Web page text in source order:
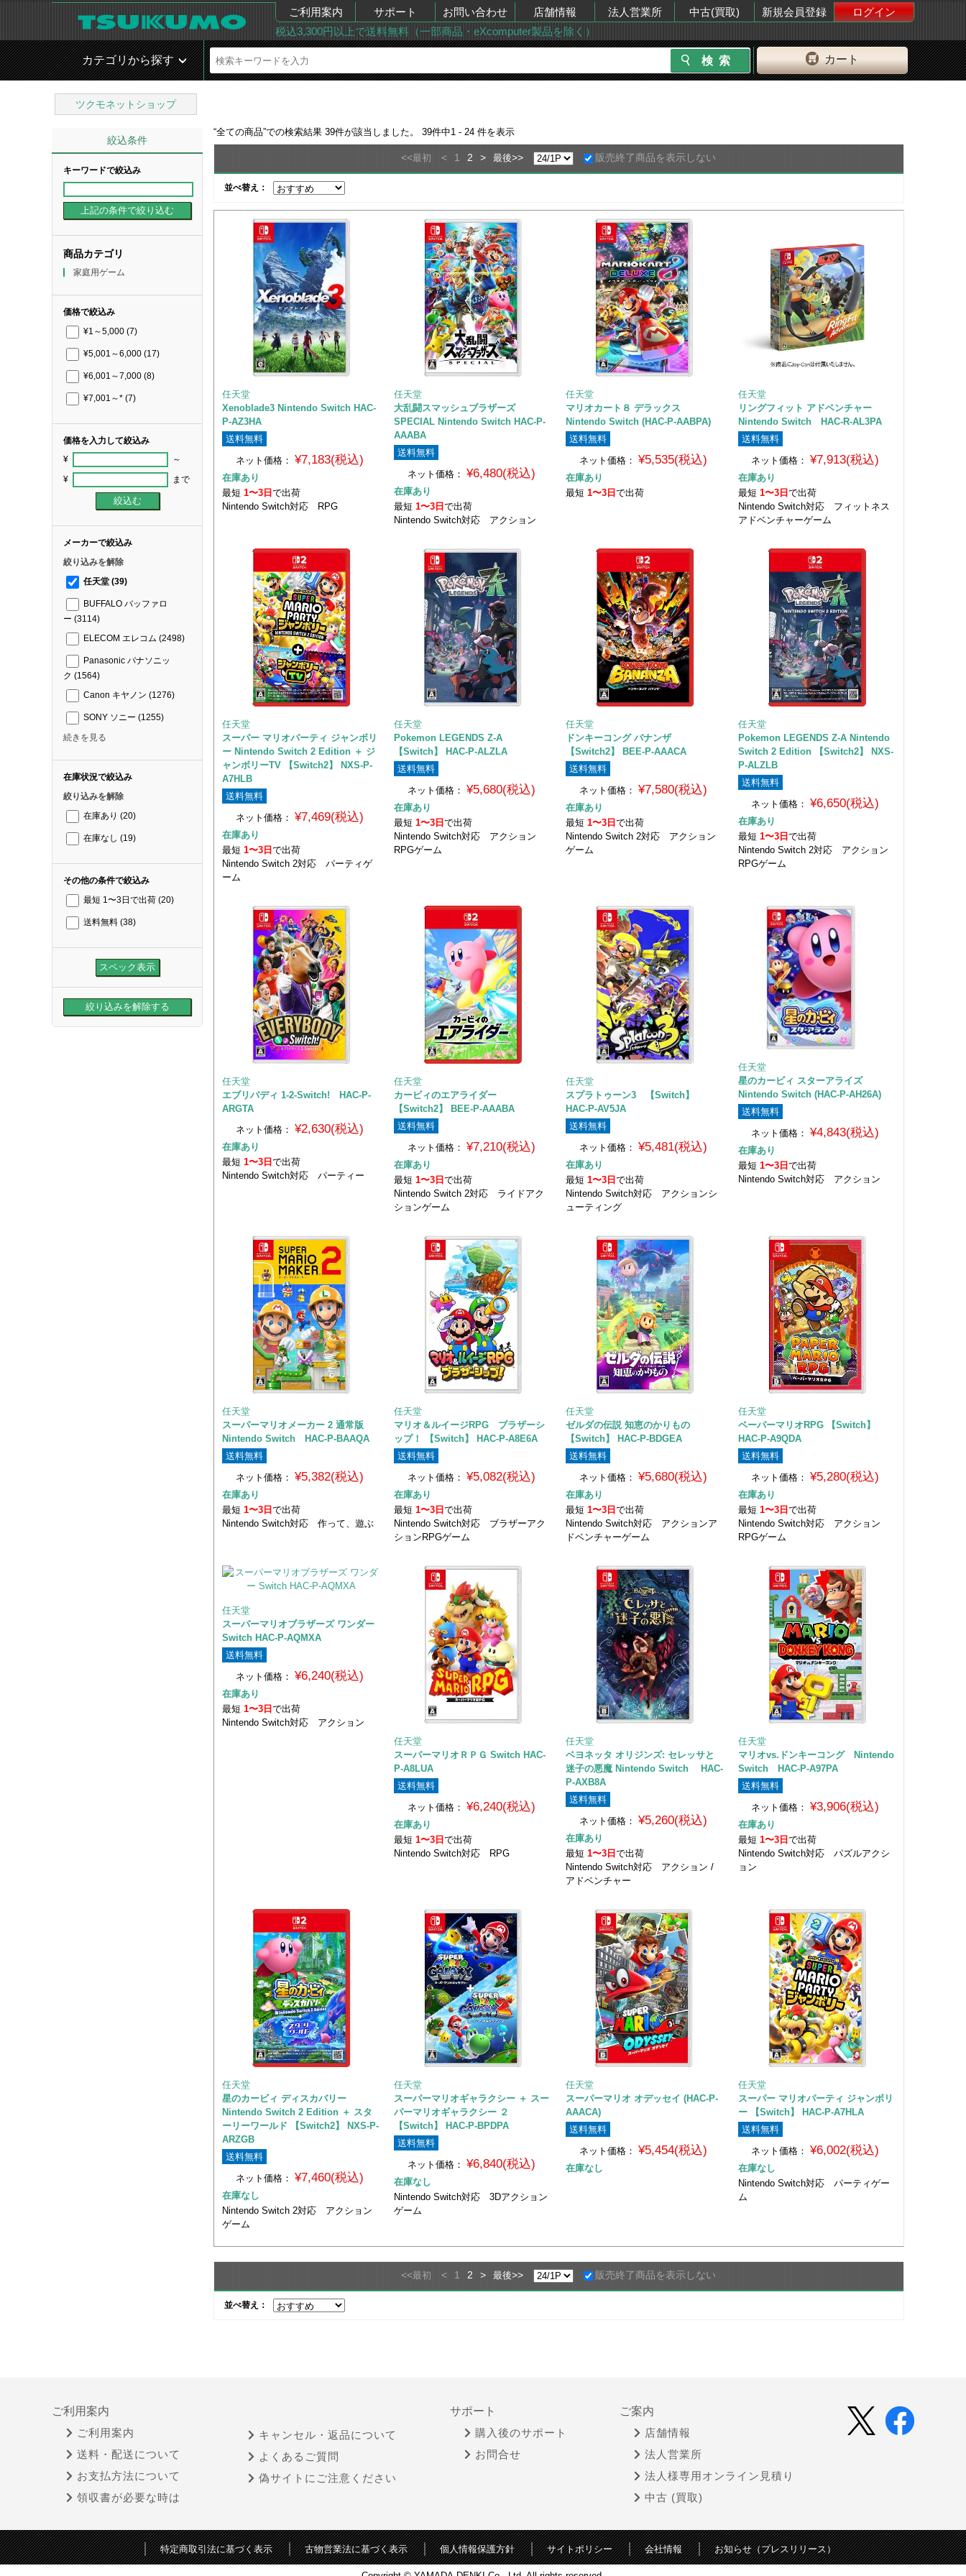
ご利用案内 サポート お問い合わせ 店舗情報 法人営業所 中古(買取) 新規会員登録
ログイン
税込3,300円以上で送料無料（一部商品・eXcomputer製品を除く）
カート
カテゴリから探す
ツクモネットショップ
絞込条件
キーワードで絞込み
商品カテゴリ
家庭用ゲーム
価格で絞込み
¥1～5,000 (7)
¥5,001～6,000 (17)
¥6,001～7,000 (8)
¥7,001～* (7)
価格を入力して絞込み
¥ ～
¥ まで
メーカーで絞込み
絞り込みを解除
任天堂 (39)
BUFFALO バッファロ
ー (3114)
ELECOM エレコム (2498)
Panasonic パナソニッ
ク (1564)
Canon キヤノン (1276)
SONY ソニー (1255)
続きを見る
在庫状況で絞込み
絞り込みを解除
在庫あり (20)
在庫なし (19)
その他の条件で絞込み
最短 1〜3日で出荷 (20)
送料無料 (38)
“全ての商品”での検索結果 39件が該当しました。 39件中1 - 24 件を表示
<<最初 < 1 2 > 最後>> 販売終了商品を表示しない
並べ替え：
任天堂
Xenoblade3 Nintendo Switch HAC-
P-AZ3HA
送料無料
ネット価格： ¥7,183(税込)
在庫あり
最短 1〜3日 で出荷
Nintendo Switch対応 RPG
任天堂
大乱闘スマッシュブラザーズ
SPECIAL Nintendo Switch HAC-P-
AAABA
送料無料
ネット価格： ¥6,480(税込)
在庫あり
最短1〜3日で出荷
Nintendo Switch対応 アクション
任天堂
マリオカート８ デラックス
Nintendo Switch (HAC-P-AABPA)
送料無料
ネット価格：
¥5,535(税込)
在庫あり
最短1〜3日で出荷
任天堂
リングフィット アドベンチャー
Nintendo Switch HAC-R-AL3PA
送料無料
ネット価格：
¥7,913(税込)
在庫あり
最短 1〜3日 で出荷
Nintendo Switch対応 フィットネス
アドベンチャーゲーム
任天堂
スーパー マリオパーティ ジャンボリ
ー Nintendo Switch 2 Edition ＋ ジ
ャンボリーTV 【Switch2】 NXS-P-
A7HLB
送料無料
ネット価格： ¥7,469(税込)
在庫あり
最短 1〜3日 で出荷
Nintendo Switch 2対応 パーティゲ
ーム
任天堂
Pokemon LEGENDS Z-A
【Switch】 HAC-P-ALZLA
送料無料
ネット価格： ¥5,680(税込)
在庫あり
最短1〜3日で出荷
Nintendo Switch対応 アクション
RPGゲーム
任天堂
ドンキーコング バナンザ
【Switch2】 BEE-P-AAACA
送料無料
ネット価格：
¥7,580(税込)
在庫あり
最短1〜3日で出荷
Nintendo Switch 2対応 アクション
ゲーム
任天堂
Pokemon LEGENDS Z-A Nintendo
Switch 2 Edition 【Switch2】 NXS-
P-ALZLB
送料無料
ネット価格：
¥6,650(税込)
在庫あり
最短 1〜3日 で出荷
Nintendo Switch 2対応 アクション
RPGゲーム
任天堂
エブリバディ 1-2-Switch! HAC-P-
ARGTA
ネット価格： ¥2,630(税込)
在庫あり
最短 1〜3日 で出荷
Nintendo Switch対応 パーティー
任天堂
カービィのエアライダー
【Switch2】 BEE-P-AAABA
送料無料
ネット価格： ¥7,210(税込)
在庫あり
最短1〜3日で出荷
Nintendo Switch 2対応 ライドアク
ションゲーム
任天堂
スプラトゥーン3 【Switch】
HAC-P-AV5JA
送料無料
ネット価格：
¥5,481(税込)
在庫あり
最短1〜3日で出荷
Nintendo Switch対応 アクションシ
ューティング
任天堂
星のカービィ スターアライズ
Nintendo Switch (HAC-P-AH26A)
送料無料
ネット価格：
¥4,843(税込)
在庫あり
最短 1〜3日 で出荷
Nintendo Switch対応 アクション
任天堂
スーパーマリオメーカー 2 通常版
Nintendo Switch HAC-P-BAAQA
送料無料
ネット価格： ¥5,382(税込)
在庫あり
最短 1〜3日 で出荷
Nintendo Switch対応 作って、遊ぶ
任天堂
マリオ＆ルイージRPG ブラザーシ
ップ！ 【Switch】 HAC-P-A8E6A
送料無料
ネット価格： ¥5,082(税込)
在庫あり
最短1〜3日で出荷
Nintendo Switch対応 ブラザーアク
ションRPGゲーム
任天堂
ゼルダの伝説 知恵のかりもの
【Switch】 HAC-P-BDGEA
送料無料
ネット価格：
¥5,680(税込)
在庫あり
最短1〜3日で出荷
Nintendo Switch対応 アクションア
ドベンチャーゲーム
任天堂
ペーパーマリオRPG 【Switch】
HAC-P-A9QDA
送料無料
ネット価格：
¥5,280(税込)
在庫あり
最短 1〜3日 で出荷
Nintendo Switch対応 アクション
RPGゲーム
任天堂
スーパーマリオブラザーズ ワンダー
Switch HAC-P-AQMXA
送料無料
ネット価格： ¥6,240(税込)
在庫あり
最短 1〜3日 で出荷
Nintendo Switch対応 アクション
任天堂
スーパーマリオＲＰＧ Switch HAC-
P-A8LUA
送料無料
ネット価格： ¥6,240(税込)
在庫あり
最短1〜3日で出荷
Nintendo Switch対応 RPG
任天堂
ベヨネッタ オリジンズ: セレッサと
迷子の悪魔 Nintendo Switch HAC-
P-AXB8A
送料無料
ネット価格：
¥5,260(税込)
在庫あり
最短1〜3日で出荷
Nintendo Switch対応 アクション /
アドベンチャー
任天堂
マリオvs.ドンキーコング Nintendo
Switch HAC-P-A97PA
送料無料
ネット価格：
¥3,906(税込)
在庫あり
最短 1〜3日 で出荷
Nintendo Switch対応 パズルアクシ
ョン
任天堂
星のカービィ ディスカバリー
Nintendo Switch 2 Edition ＋ スタ
ーリーワールド 【Switch2】 NXS-P-
ARZGB
送料無料
ネット価格： ¥7,460(税込)
在庫なし
Nintendo Switch 2対応 アクション
ゲーム
任天堂
スーパーマリオギャラクシー ＋ スー
パーマリオギャラクシー ２
【Switch】 HAC-P-BPDPA
送料無料
ネット価格： ¥6,840(税込)
在庫なし
Nintendo Switch対応 3Dアクション
ゲーム
任天堂
スーパーマリオ オデッセイ (HAC-P-
AAACA)
送料無料
ネット価格：
¥5,454(税込)
在庫なし
任天堂
スーパー マリオパーティ ジャンボリ
ー 【Switch】 HAC-P-A7HLA
送料無料
ネット価格：
¥6,002(税込)
在庫なし
Nintendo Switch対応 パーティゲー
ム
<<最初 < 1 2 > 最後>> 販売終了商品を表示しない
並べ替え：
ご利用案内
ご利用案内
送料・配送について
お支払方法について
領収書が必要な時は
キャンセル・返品について
よくあるご質問
偽サイトにご注意ください
サポート
購入後のサポート
お問合せ
ご案内
店舗情報
法人営業所
法人様専用オンライン見積り
中古 (買取)
特定商取引法に基づく表示 古物営業法に基づく表示 個人情報保護方針 サイトポリシー 会社情報 お知らせ（プレスリリース）